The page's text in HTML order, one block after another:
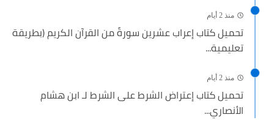
منذ 2 أيام
تحميل كتاب إعراب عشرين سورةً من القرآن الكريم (بطريقة
تعليمية...
منذ 2 أيام
تحميل كتاب إعتراض الشرط على الشرط لـ ابن هشام
الأنصاري...